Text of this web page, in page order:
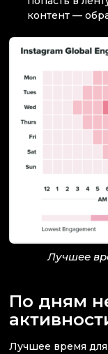
контент —
Лучшее
По дням
Лучшее время